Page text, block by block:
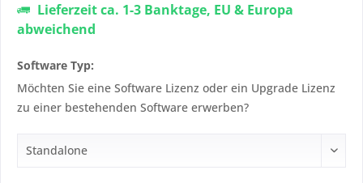
Lieferzeit ca. 1-3 Banktage, EU & Europa
abweichend
Software Typ:
Möchten Sie eine Software Lizenz oder ein Upgrade Lizenz
zu einer bestehenden Software erwerben?